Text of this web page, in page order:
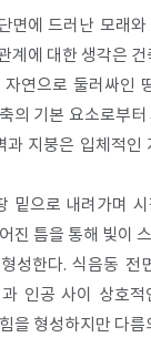
에 드러난 모래
에 대한 생각은
으로 둘러싸인
기본 요소로부
지붕은 입체적
으로 내려가며
틈을 통해 빛이
한다. 식음동
인공 사이 상호
형성하지만 다